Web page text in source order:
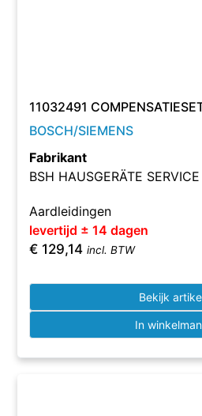
11032491
BOSCH/SIEMENS
Fabrikant
BSH HAUSGERÄTE
Aardleidingen
levertijd ± 14 dagen
€ 129,14 incl. BTW
Bekijk
In